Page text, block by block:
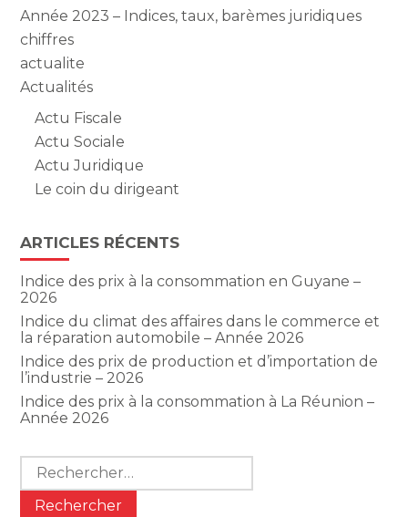
Année 2023 – Indices, taux, barèmes juridiques
chiffres
actualite
Actualités
Actu Fiscale
Actu Sociale
Actu Juridique
Le coin du dirigeant
ARTICLES RÉCENTS
Indice des prix à la consommation en Guyane –
2026
Indice du climat des affaires dans le commerce et
la réparation automobile – Année 2026
Indice des prix de production et d’importation de
l’industrie – 2026
Indice des prix à la consommation à La Réunion –
Année 2026
Rechercher :